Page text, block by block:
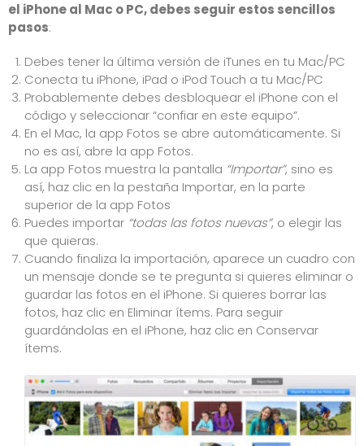
el iPhone al Mac o PC, debes seguir estos sencillos
pasos:
Debes tener la última versión de iTunes en tu Mac/PC
Conecta tu iPhone, iPad o iPod Touch a tu Mac/PC
Probablemente debes desbloquear el iPhone con el
código y seleccionar “confiar en este equipo”.
En el Mac, la app Fotos se abre automáticamente. Si
no es así, abre la app Fotos.
La app Fotos muestra la pantalla “Importar”, sino es
así, haz clic en la pestaña Importar, en la parte
superior de la app Fotos
Puedes importar “todas las fotos nuevas”, o elegir las
que quieras.
Cuando finaliza la importación, aparece un cuadro con
un mensaje donde se te pregunta si quieres eliminar o
guardar las fotos en el iPhone. Si quieres borrar las
fotos, haz clic en Eliminar ítems. Para seguir
guardándolas en el iPhone, haz clic en Conservar
ítems.